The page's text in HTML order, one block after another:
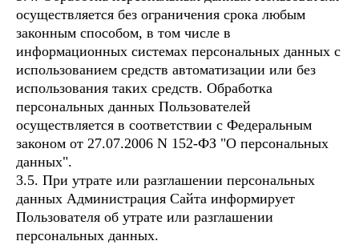
осуществляется без ограничения срока любым
законным способом, в том числе в
информационных системах персональных данных с
использованием средств автоматизации или без
использования таких средств. Обработка
персональных данных Пользователей
осуществляется в соответствии с Федеральным
законом от 27.07.2006 N 152-ФЗ "О персональных
данных".
3.5. При утрате или разглашении персональных
данных Администрация Сайта информирует
Пользователя об утрате или разглашении
персональных данных.